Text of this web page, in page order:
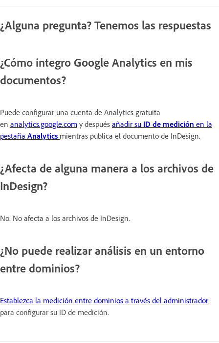
¿Alguna pregunta? Tenemos las respuestas
¿Cómo integro Google Analytics en mis
documentos?
Puede configurar una cuenta de Analytics gratuita
en analytics.google.com y después añadir su ID de medición en la
pestaña Analytics mientras publica el documento de InDesign.
¿Afecta de alguna manera a los archivos de
InDesign?
No. No afecta a los archivos de InDesign.
¿No puede realizar análisis en un entorno
entre dominios?
Establezca la medición entre dominios a través del administrador
para configurar su ID de medición.